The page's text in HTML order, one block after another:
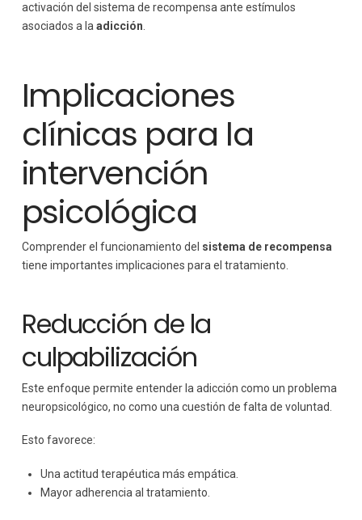
activación del sistema de recompensa ante estímulos
asociados a laadicción.
Implicaciones
clínicas para la
intervención
psicológica
Comprender el funcionamiento del sistema de recompensa
tiene importantes implicaciones para el tratamiento.
Reducción de la
culpabilización
Este enfoque permite entender la adicción como un problema
neuropsicológico, no como una cuestión de falta de voluntad.
Esto favorece:
Una actitud terapéutica más empática.
Mayor adherencia al tratamiento.